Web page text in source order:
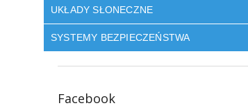
UKŁADY SŁONECZNE
SYSTEMY BEZPIECZEŃSTWA
Facebook